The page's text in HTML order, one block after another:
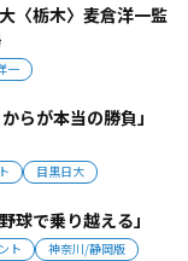
〈栃木〉麦倉洋一監
一
らが本当の勝負」
目黒日大
球で乗り越える」
ト 神奈川/静岡版